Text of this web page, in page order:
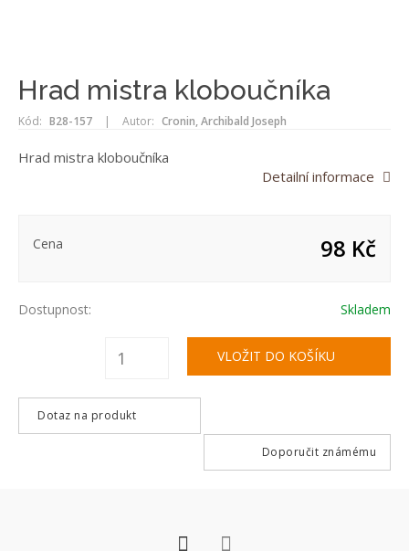
Hrad mistra kloboučníka
Kód: B28-157 | Autor: Cronin, Archibald Joseph
Hrad mistra kloboučníka
Detailní informace
Cena 98 Kč
Dostupnost: Skladem
Dotaz na produkt
Doporučit známému